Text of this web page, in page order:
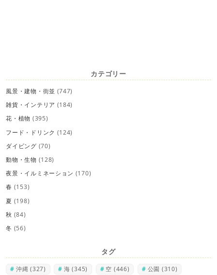
カテゴリー
風景・建物・街並 (747)
雑貨・インテリア (184)
花・植物 (395)
フード・ドリンク (124)
ダイビング (70)
動物・生物 (128)
夜景・イルミネーション (170)
春 (153)
夏 (198)
秋 (84)
冬 (56)
タグ
沖縄 (327) 海 (345) 空 (446) 公園 (310)